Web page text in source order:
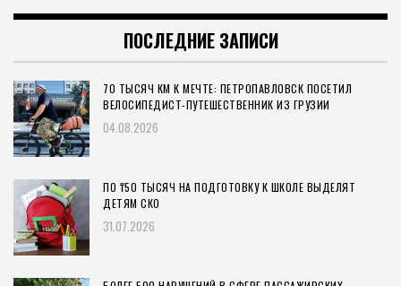
ПОСЛЕДНИЕ ЗАПИСИ
70 ТЫСЯЧ КМ К МЕЧТЕ: ПЕТРОПАВЛОВСК ПОСЕТИЛ
ВЕЛОСИПЕДИСТ-ПУТЕШЕСТВЕННИК ИЗ ГРУЗИИ
04.08.2026
ПО ₸50 ТЫСЯЧ НА ПОДГОТОВКУ К ШКОЛЕ ВЫДЕЛЯТ
ДЕТЯМ СКО
31.07.2026